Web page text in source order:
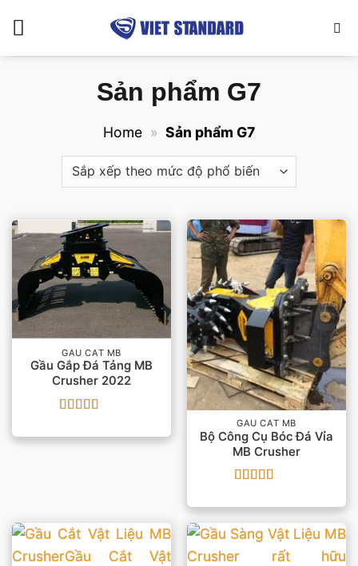
qua
nội
Sản phẩm G7
Home » Sản phẩm G7
GẦU CẮT MB
Gầu Gắp Đá Tảng MB
Crusher 2022
hạng55 sao
GẦU CẮT MB
Bộ Công Cụ Bóc Đá Vỉa
MB Crusher
hạng55 sao